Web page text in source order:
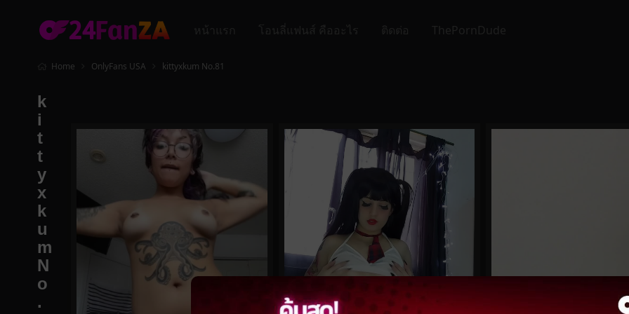
Home OnlyFans USA kittyxkum No.81
k
i
t
t
y
x
k
u
m
N
o
.